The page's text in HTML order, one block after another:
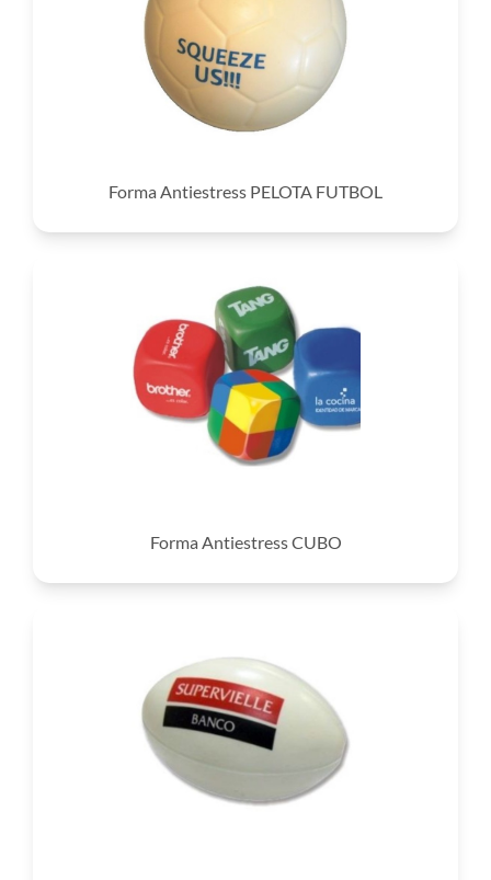
Forma Antiestress PELOTA FUTBOL
Forma Antiestress CUBO